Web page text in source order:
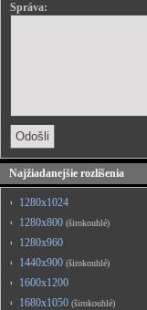
Správa:
Najžiadanejšie rozlíšenia
1280x1024
1280x800 (širokouhlé)
1280x960
1440x900 (širokouhlé)
1600x1200
1680x1050 (širokouhlé)